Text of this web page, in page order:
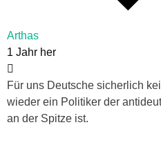
Arthas
1 Jahr her
Für uns Deutsche sicherlich
wieder ein Politiker der
an der Spitze ist.